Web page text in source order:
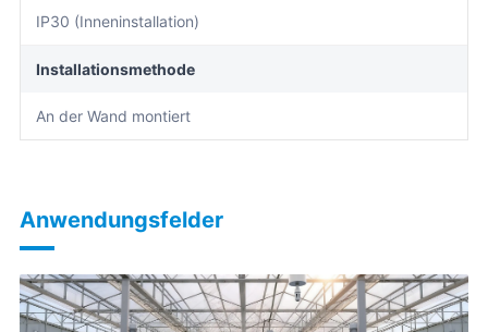
IP30 (Inneninstallation)
Installationsmethode
An der Wand montiert
Anwendungsfelder